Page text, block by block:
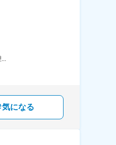
気になる